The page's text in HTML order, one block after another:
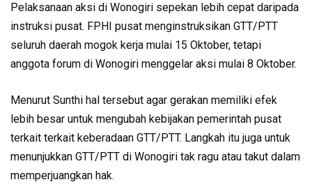
Pelaksanaan aksi di Wonogiri sepekan lebih cepat daripada
instruksi pusat. FPHI pusat menginstruksikan GTT/PTT
seluruh daerah mogok kerja mulai 15 Oktober, tetapi
anggota forum di Wonogiri menggelar aksi mulai 8 Oktober.
Menurut Sunthi hal tersebut agar gerakan memiliki efek
lebih besar untuk mengubah kebijakan pemerintah pusat
terkait terkait keberadaan GTT/PTT. Langkah itu juga untuk
menunjukkan GTT/PTT di Wonogiri tak ragu atau takut dalam
memperjuangkan hak.